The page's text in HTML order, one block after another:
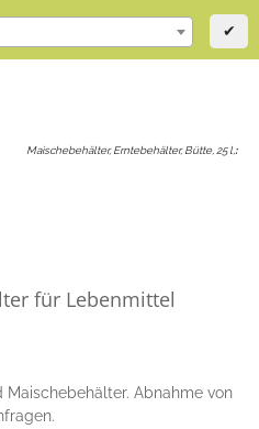
✔
Maischebehälter, Erntebehälter, Bütte, 25 l,:
für Lebenmittel
Maischebehälter. Abnahme von